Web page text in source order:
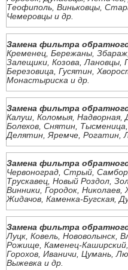
Теофиполь, Виньковцы,
Чемеровцы и др.
Замена фильтра
Кременец, Бережаны,
Залещики, Козова, Лановцы,
Березовица, Гусятин,
Монастыриска и др.
Замена фильтра
Калуш, Коломыя, Надворная,
Болехов, Снятин,
Делятин, Яремче, Рогатин,
Замена фильтра
Червоноград, Стрый,
Трускавец, Новый Роздол,
Винники, Городок, Николаев,
Жидачов, Каменка-Бугская,
Замена фильтра
Луцк, Ковель, Нововолынск,
Рожище, Каменец-
Горохов, Иваничи, Цумань,
Выжевка и др.